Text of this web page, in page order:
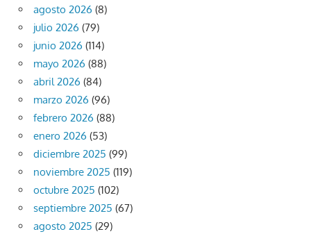
agosto 2026 (8)
julio 2026 (79)
junio 2026 (114)
mayo 2026 (88)
abril 2026 (84)
marzo 2026 (96)
febrero 2026 (88)
enero 2026 (53)
diciembre 2025 (99)
noviembre 2025 (119)
octubre 2025 (102)
septiembre 2025 (67)
agosto 2025 (29)